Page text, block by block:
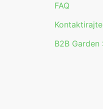
FAQ
B2B Garden